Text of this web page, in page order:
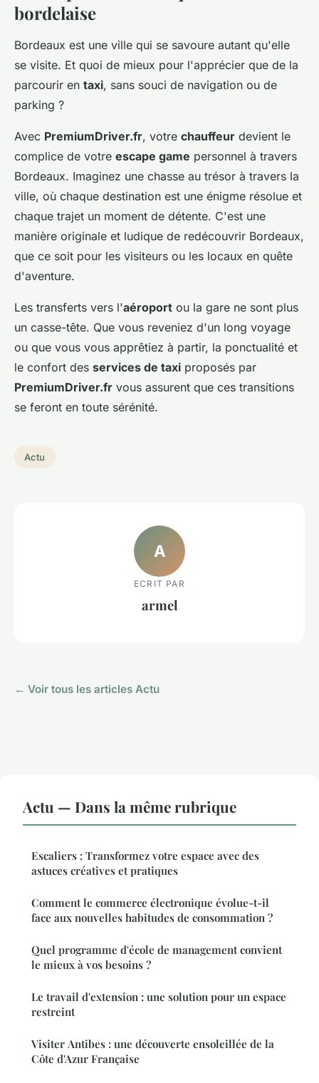
bordelaise
Bordeaux est une ville qui se savoure autant qu'elle
se visite. Et quoi de mieux pour l'apprécier que de la
parcourir en taxi, sans souci de navigation ou de
parking ?
Avec PremiumDriver.fr, votre chauffeur devient le
complice de votre escape game personnel à travers
Bordeaux. Imaginez une chasse au trésor à travers la
ville, où chaque destination est une énigme résolue et
chaque trajet un moment de détente. C'est une
manière originale et ludique de redécouvrir Bordeaux,
que ce soit pour les visiteurs ou les locaux en quête
d'aventure.
Les transferts vers l'aéroport ou la gare ne sont plus
un casse-tête. Que vous reveniez d'un long voyage
ou que vous vous apprêtiez à partir, la ponctualité et
le confort des services de taxi proposés par
PremiumDriver.fr vous assurent que ces transitions
se feront en toute sérénité.
Actu
A
ECRIT PAR
armel
← Voir tous les articles Actu
Actu — Dans la même rubrique
Escaliers : Transformez votre espace avec des
astuces créatives et pratiques
Comment le commerce électronique évolue-t-il
face aux nouvelles habitudes de consommation ?
Quel programme d'école de management convient
le mieux à vos besoins ?
Le travail d'extension : une solution pour un espace
restreint
Visiter Antibes : une découverte ensoleillée de la
Côte d'Azur Française